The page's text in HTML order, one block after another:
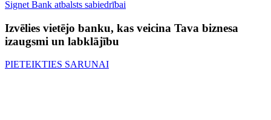
Signet Bank atbalsts sabiedrībai
Izvēlies vietējo banku, kas veicina Tava biznesa
izaugsmi un labklājību
PIETEIKTIES SARUNAI